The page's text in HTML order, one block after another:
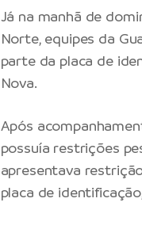
Já na manhã de
Norte, equipes da
parte da placa de
Nova.
Após
possuía restrições
apresentava
placa de